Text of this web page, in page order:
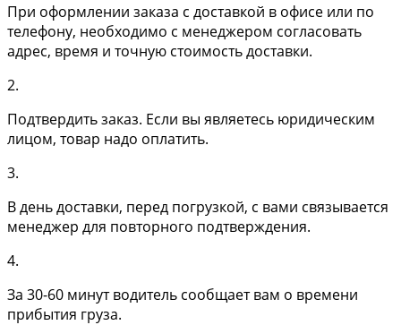
При оформлении заказа с доставкой в офисе или по
телефону, необходимо с менеджером согласовать
адрес, время и точную стоимость доставки.
2.
Подтвердить заказ. Если вы являетесь юридическим
лицом, товар надо оплатить.
3.
В день доставки, перед погрузкой, с вами связывается
менеджер для повторного подтверждения.
4.
За 30-60 минут водитель сообщает вам о времени
прибытия груза.